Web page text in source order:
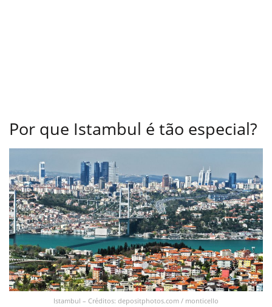
Por que Istambul é tão especial?
Istambul – Créditos: depositphotos.com / monticello